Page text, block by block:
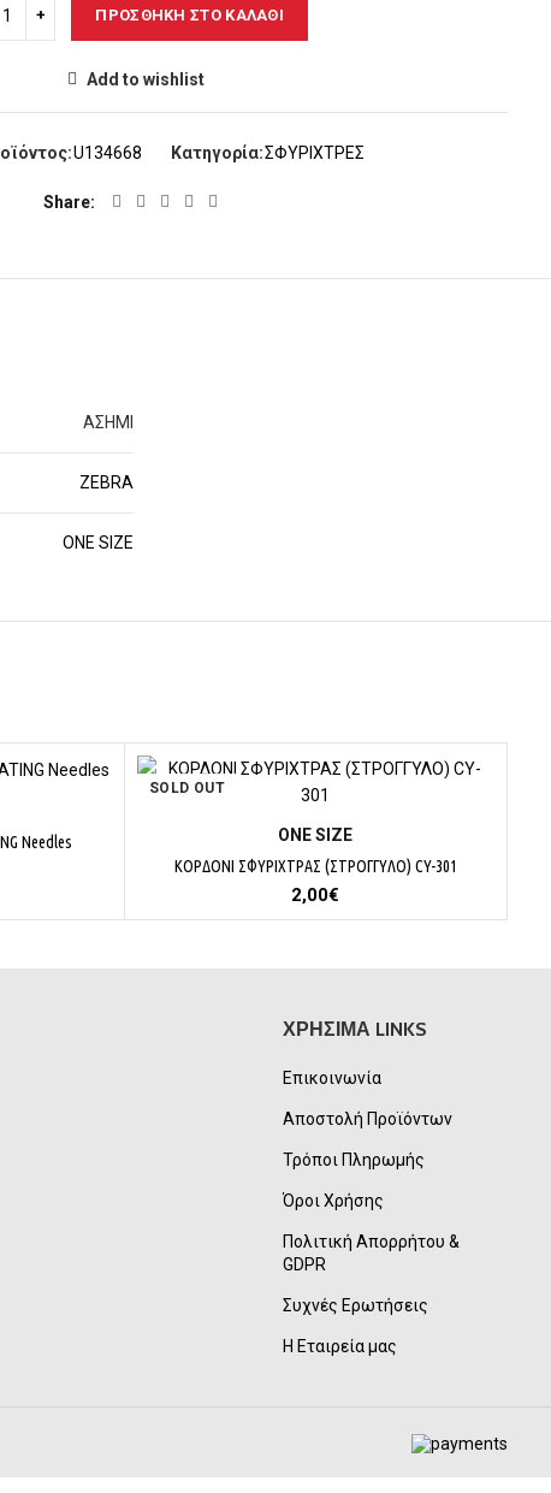
ΠΡΟΣΘΉΚΗ ΣΤΟ ΚΑΛΆΘΙ
Add to wishlist
U134668 Κατηγορία:ΣΦΥΡΙΧΤΡΕΣ
Share
ΑΣΗΜΙ
ZEBRA
ΟΝΕ SΙΖΕ
Needles
SOLD OUT
ΕΠΙΛΟΓΉ
ΟΝΕ SΙΖΕ
ΚΟΡΔΟΝΙ ΣΦΥΡΙΧΤΡΑΣ (ΣΤΡΟΓΓΥΛΟ) CY-301
2,00€
ΧΡΗΣΙΜΑ LINKS
Επικοινωνία
Αποστολή Προϊόντων
Τρόποι Πληρωμής
Όροι Χρήσης
Πολιτική Απορρήτου &
GDPR
Συχνές Ερωτήσεις
Η Εταιρεία μας